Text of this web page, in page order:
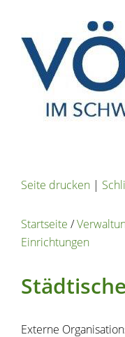
Seite drucken |
Startseite /
Einrichtungen
Externe